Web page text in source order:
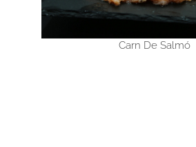
Carn De Salmó